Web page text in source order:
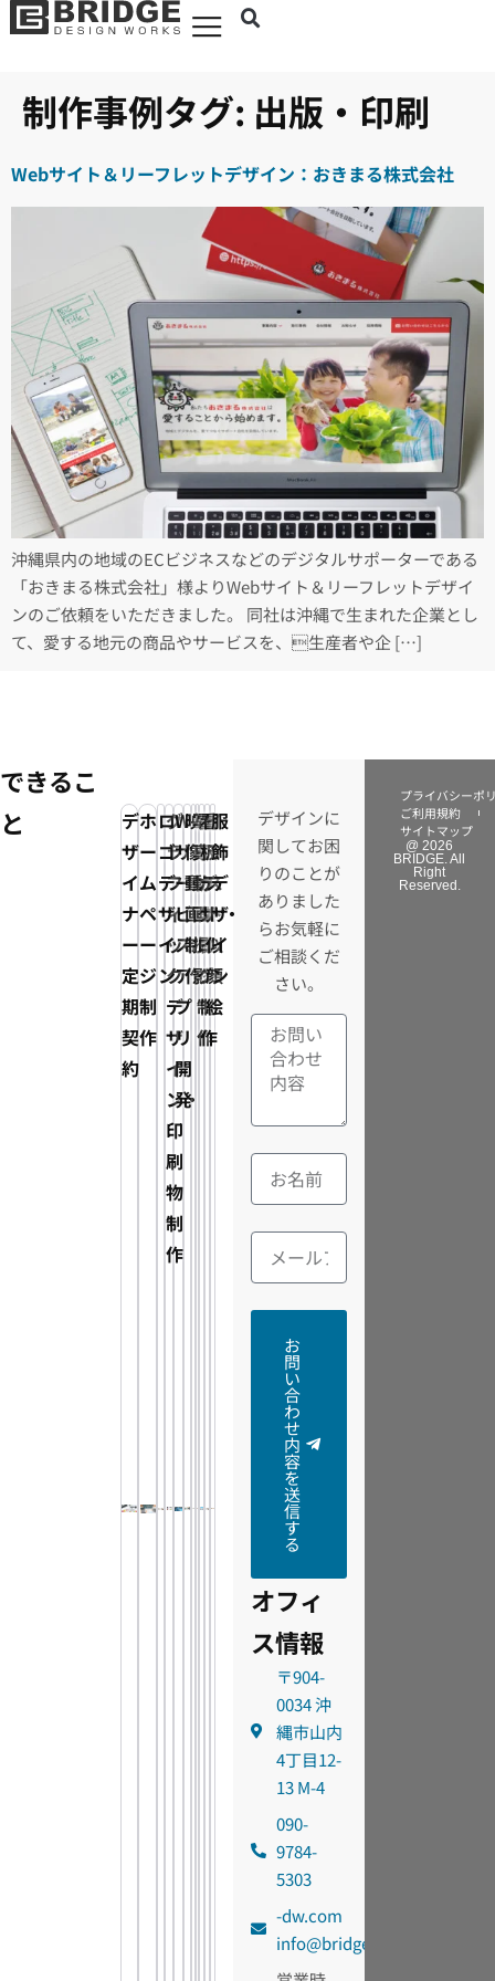
制作事例タグ: 出版・印刷
Webサイト＆リーフレットデザイン：おきまる株式会社
沖縄県内の地域のECビジネスなどのデジタルサポーターである
「おきまる株式会社」様よりWebサイト＆リーフレットデザイ
ンのご依頼をいただきました。 同社は沖縄で生まれた企業とし
て、愛する地元の商品やサービスを、生産者や企 […]
できるこ
と
デ
ザ
イ
ナ
ー
定
期
契
約
グ
ラ
フ
ィ
ッ
ク
デ
ザ
イ
ン・
印
刷
物
制
作
ロ
ゴ
デ
ザ
イ
ン
ホ
ー
ム
ペ
ー
ジ
制
作
Web
サ
ー
ビ
ス・
ア
プ
リ
開
発
映
像・
動
画
制
作
写
真・
動
画
撮
影
電
子
カ
タ
ロ
グ
制
作
看
板
デ
ザ
イ
ン
制
作
イ
ラ
ス
ト・
似
顔
絵
服
飾
デ
ザ
イ
ン
デザインに
関してお困
りのことが
ありました
らお気軽に
ご相談くだ
さい。
お
問
い
合
わ
せ
内
容
を
送
信
す
る
オフィ
ス情報
〒904-
0034 沖
縄市山内
4丁目12-
13 M-4
090-
9784-
5303
moc.wd-
egdirb
@ofni
@ 2026
BRIDGE. All
Right
Reserved.
プライバシーポ
ご利用規約
サイトマップ